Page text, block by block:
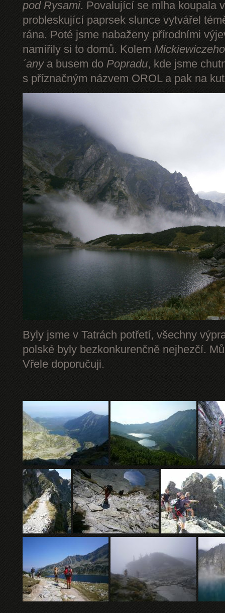
pod Rysami. Povalující se mlha koupala
probleskující paprsek slunce vytvářel
rána. Poté jsme nabaženy přírodními
namířily si to domů. Kolem
´anya busem do Popradu, kde jsme
s příznačným názvem OROL a pak na
Byly jsme v Tatrách potřetí, všechny
polské byly bezkonkurenčně nejhezčí.
Vřele doporučuji.